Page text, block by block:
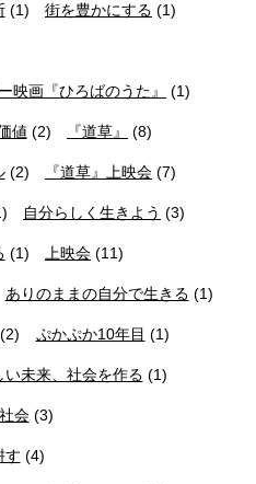
(1) 街を豊かにする (1)
映画『ひろばのうた』 (1)
値 (2) 『道草』 (8)
(2) 『道草』上映会 (7)
自分らしく生きよう (3)
(1) 上映会 (11)
ありのままの自分で生きる (1)
(2) ぷかぷか10年目 (1)
い未来、社会を作る (1)
会(3)
す (4)